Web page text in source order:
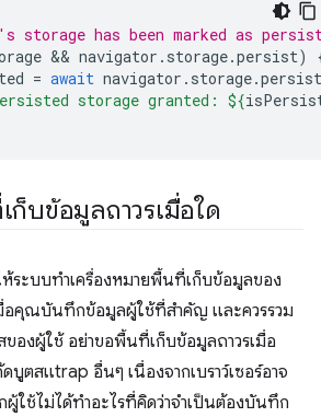
has been marked as
&& navigator . storage.persist)
= await navigator . storage.
storage granted: ${
บข้อมูลถาวรเมื่อใด
ห้ระบบทำเครื่องหมายพื้นที่เก็บข้อมูลของ
อคุณบันทึกข้อมูลผู้ใช้ที่สำคัญ และควรรวม
ของผู้ใช้ อย่าขอพื้นที่เก็บข้อมูลถาวรเมื่อ
บูตสแtrap อื่นๆ เนื่องจากเบราว์เซอร์อาจ
ใช้ไม่ได้ทําอะไรที่คิดว่าจําเป็นต้องบันทึก